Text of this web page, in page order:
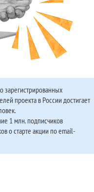
зарегистрированных
проекта в России достигает
1 млн. подписчиков
о старте акции по email-